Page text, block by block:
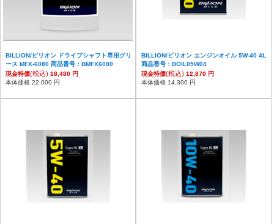
BILLION/ビリオン ドライブシャフト専用グリ
ース MFX-6080 商品番号：BMFX6080
現金特価(税込) 18,480 円
本体価格 22,000 円
BILLION/ビリオン エンジンオイル 5W-40 4L
商品番号：BOIL05W04
現金特価(税込) 12,870 円
本体価格 14,300 円